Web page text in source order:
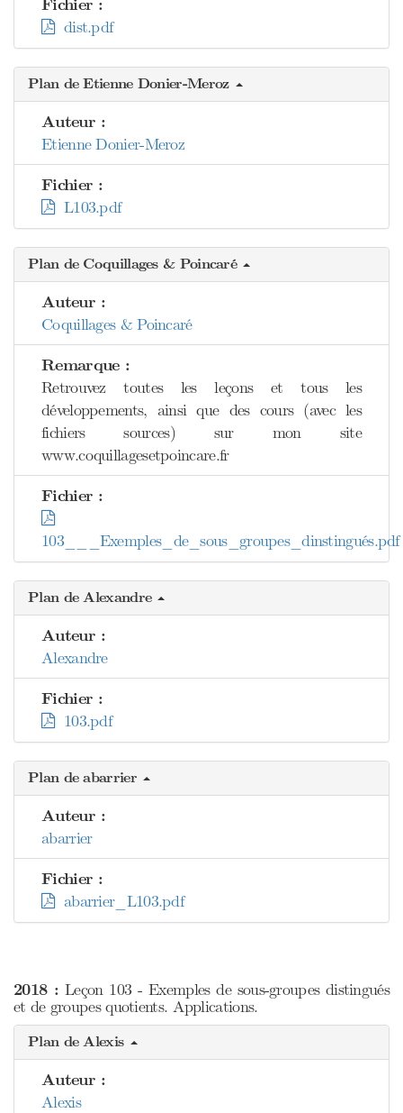
Fichier :
dist.pdf
Plan de Etienne Donier-Meroz
Auteur :
Etienne Donier-Meroz
Fichier :
L103.pdf
Plan de Coquillages & Poincaré
Auteur :
Coquillages & Poincaré
Remarque :
Retrouvez toutes les leçons et tous les
développements, ainsi que des cours (avec les
fichiers sources) sur mon site
www.coquillagesetpoincare.fr
Fichier :
103___Exemples_de_sous_groupes_dinstingués.pdf
Plan de Alexandre
Auteur :
Alexandre
Fichier :
103.pdf
Plan de abarrier
Auteur :
abarrier
Fichier :
abarrier_L103.pdf
2018 : Leçon 103 - Exemples de sous-groupes distingués
et de groupes quotients. Applications.
Plan de Alexis
Auteur :
Alexis